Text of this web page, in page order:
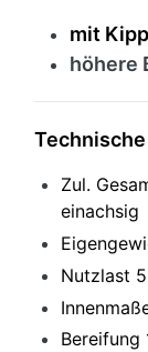
mit
höhere
Zul.
einachsig
Nutzlast
Bereifung